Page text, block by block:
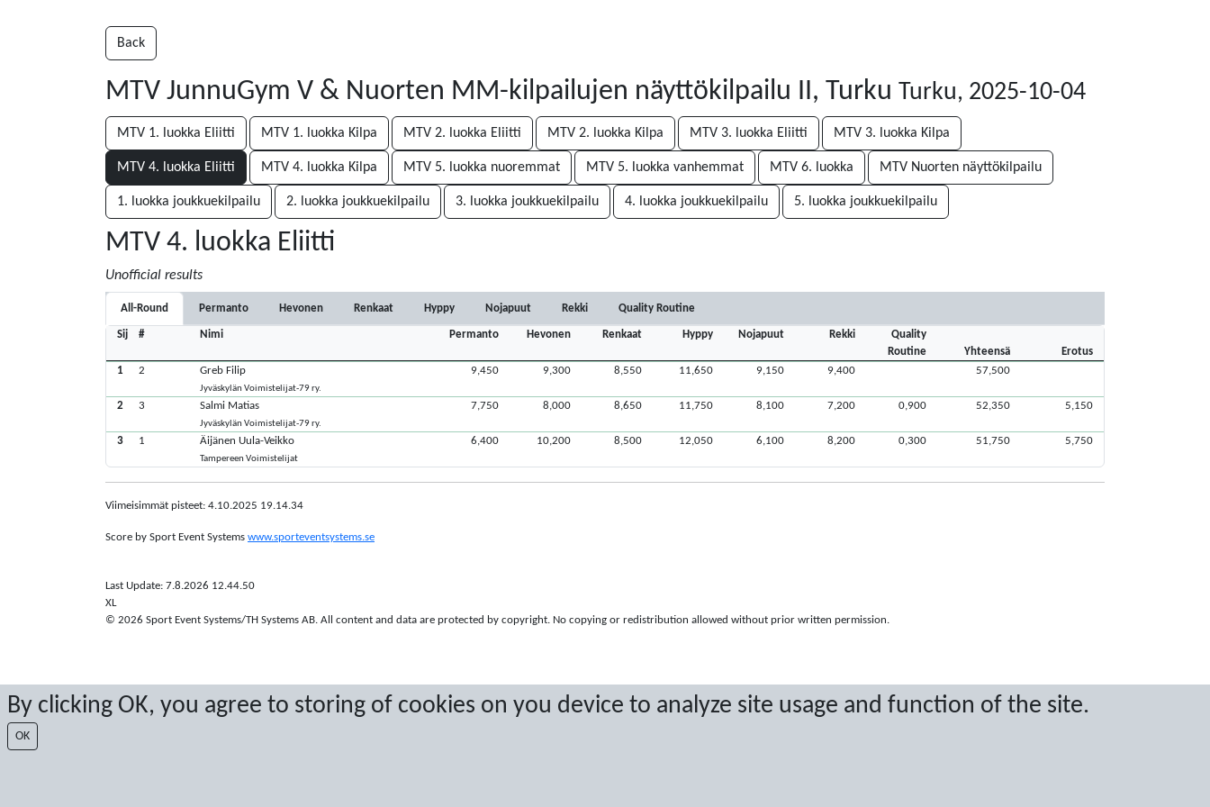
By clicking OK, you agree to storing of cookies on you device to analyze site usage and function of the site.
OK
Back
MTV JunnuGym V & Nuorten MM-kilpailujen näyttökilpailu II, Turku Turku, 2025-10-04
MTV 1. luokka Eliitti MTV 1. luokka Kilpa MTV 2. luokka Eliitti MTV 2. luokka Kilpa MTV 3. luokka Eliitti MTV 3. luokka Kilpa
MTV 4. luokka Eliitti MTV 4. luokka Kilpa MTV 5. luokka nuoremmat MTV 5. luokka vanhemmat MTV 6. luokka MTV Nuorten näyttökilpailu
1. luokka joukkuekilpailu 2. luokka joukkuekilpailu 3. luokka joukkuekilpailu 4. luokka joukkuekilpailu 5. luokka joukkuekilpailu
MTV 4. luokka Eliitti
Unofficial results
All-Round Permanto Hevonen Renkaat Hyppy Nojapuut Rekki Quality Routine
Sij # Nimi Permanto Hevonen Renkaat Hyppy Nojapuut Rekki
Quality
Routine
Yhteensä
Erotus
1
2 Greb Filip
Jyväskylän Voimistelijat-79 ry.
9,450 9,300 8,550 11,650 9,150 9,400 57,500
2 3 Salmi Matias
Jyväskylän Voimistelijat-79 ry.
7,750 8,000 8,650 11,750 8,100 7,200 0,900 52,350 5,150
3 1 Äijänen Uula-Veikko
Tampereen Voimistelijat
6,400 10,200 8,500 12,050 6,100 8,200 0,300 51,750 5,750
Viimeisimmät pisteet: 4.10.2025 19.14.34
Score by Sport Event Systems www.sporteventsystems.se
Last Update: 7.8.2026 12.44.50
XL
© 2026 Sport Event Systems/TH Systems AB. All content and data are protected by copyright. No copying or redistribution allowed without prior written permission.